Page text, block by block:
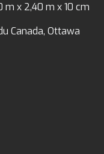
m x 2,40 m x 10 cm
Canada, Ottawa